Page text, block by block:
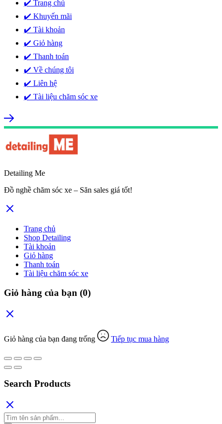
✔️ Trang chủ
✔️ Khuyến mãi
✔️ Tài khoản
✔️ Giỏ hàng
✔️ Thanh toán
✔️ Về chúng tôi
✔️ Liên hệ
✔️ Tài liệu chăm sóc xe
Detailing Me
Đồ nghề chăm sóc xe – Săn sales giá tốt!
Trang chủ
Shop Detailing
Tài khoản
Giỏ hàng
Thanh toán
Tài liệu chăm sóc xe
Giỏ hàng của bạn (0)
Giỏ hàng của bạn đang trống Tiếp tục mua hàng
Search Products
Tìm